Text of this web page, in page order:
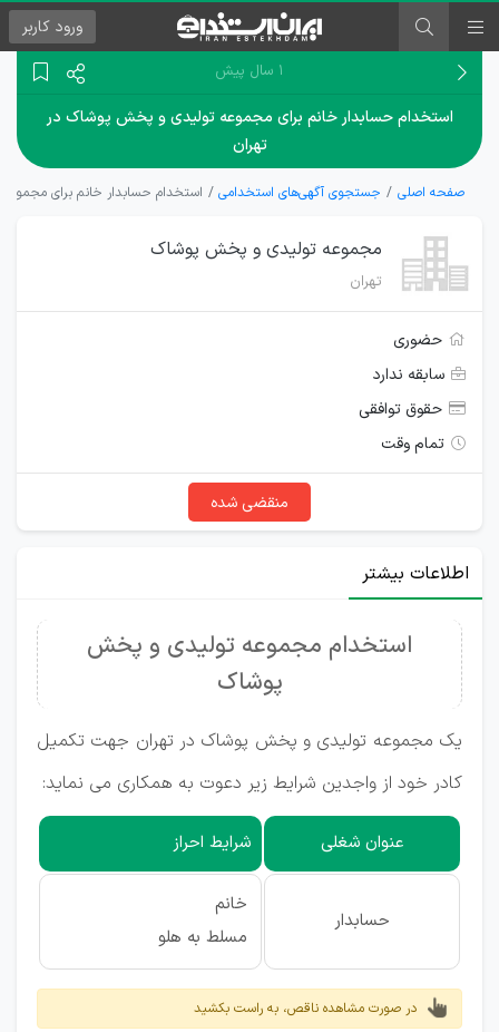
ورود کاربر
۱ سال پیش
استخدام حسابدار خانم برای مجموعه تولیدی و پخش پوشاک در
تهران
صفحه اصلی جستجوی آگهی‌های استخدامی استخدام حسابدار خانم برای
مجموعه تولیدی و پخش پوشاک
تهران
حضوری
سابقه ندارد
حقوق توافقی
تمام وقت
منقضی شده
اطلاعات بیشتر
استخدام مجموعه تولیدی و پخش
پوشاک
یک مجموعه تولیدی و پخش پوشاک در تهران جهت تکمیل
کادر خود از واجدین شرایط زیر دعوت به همکاری می نماید:
عنوان شغلی شرایط احراز
حسابدار
خانم
مسلط به هلو
در صورت مشاهده ناقص، به راست بکشید